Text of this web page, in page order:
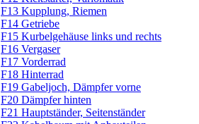
F13 Kupplung, Riemen
F14 Getriebe
F15 Kurbelgehäuse links und rechts
F16 Vergaser
F17 Vorderrad
F18 Hinterrad
F19 Gabeljoch, Dämpfer vorne
F20 Dämpfer hinten
F21 Hauptständer, Seitenständer